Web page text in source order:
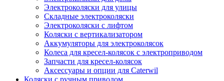
Электроколяски для улицы
Складные электроколяски
Электроколяски с лифтом
Коляски с вертикализатором
Аккумуляторы для электроколясок
Колеса для кресел-колясок с электроприводом
Запчасти для кресел-колясок
Аксессуары и опции для Caterwil
Коляски с ручным приводом